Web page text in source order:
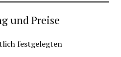
und Preise
festgelegten